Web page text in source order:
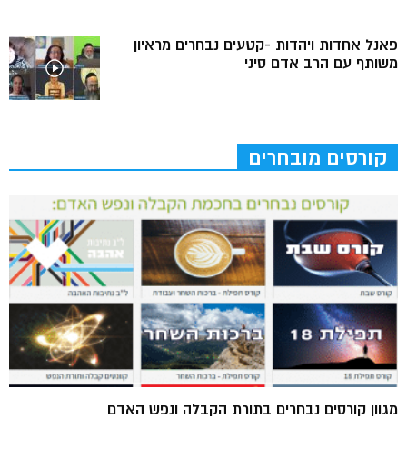
פאנל אחדות ויהדות -קטעים נבחרים מראיון
משותף עם הרב אדם סיני
קורסים מובחרים
מגוון קורסים נבחרים בתורת הקבלה ונפש האדם